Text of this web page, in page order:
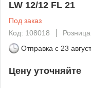
LW 12/12 FL 21
Под заказ
Код: 108018
Розница
Отправка с 23
Цену уточняйте